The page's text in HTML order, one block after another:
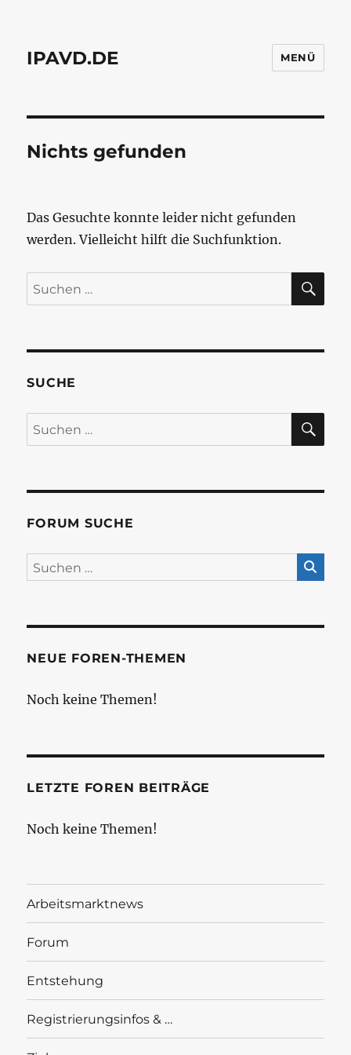
IPAVD.DE MENÜ
Nichts gefunden
Das Gesuchte konnte leider nicht gefunden
werden. Vielleicht hilft die Suchfunktion.
Suchen
nach:
SUCHE
Suchen
nach:
FORUM SUCHE
NEUE FOREN-THEMEN
Noch keine Themen!
LETZTE FOREN BEITRÄGE
Noch keine Themen!
Arbeitsmarktnews
Forum
Entstehung
Registrierungsinfos & …